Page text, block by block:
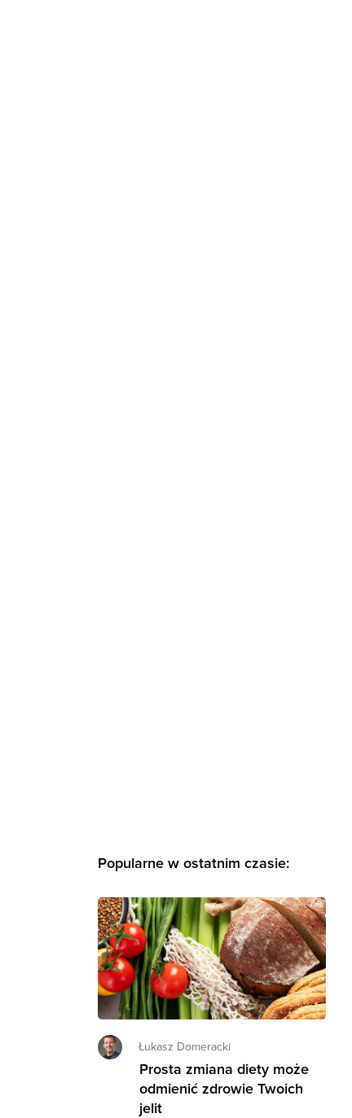
Popularne w ostatnim czasie:
Łukasz Domeracki
Prosta zmiana diety może
odmienić zdrowie Twoich
jelit